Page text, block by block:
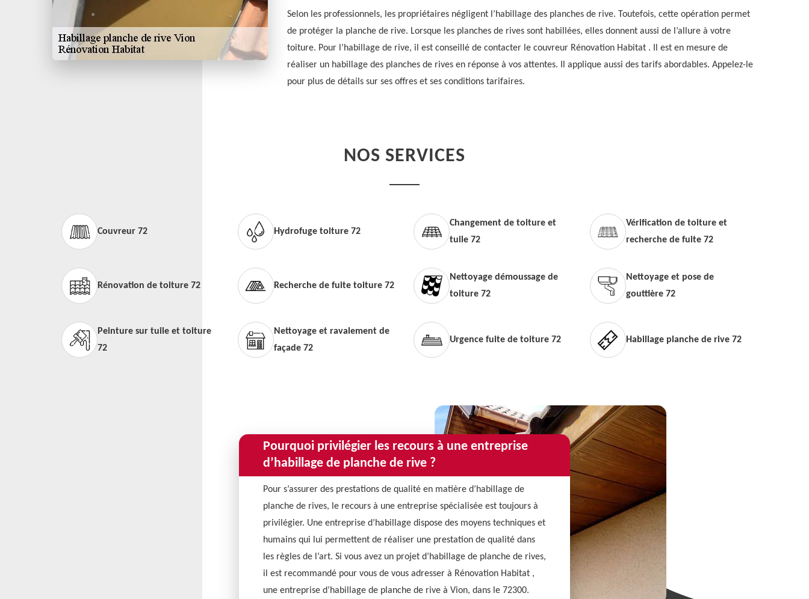
Selon les professionnels, les propriétaires négligent l’habillage des planches de rive. Toutefois, cette opération permet
de protéger la planche de rive. Lorsque les planches de rives sont habillées, elles donnent aussi de l’allure à votre
toiture. Pour l’habillage de rive, il est conseillé de contacter le couvreur Rénovation Habitat . Il est en mesure de
réaliser un habillage des planches de rives en réponse à vos attentes. Il applique aussi des tarifs abordables. Appelez-le
pour plus de détails sur ses offres et ses conditions tarifaires.
NOS SERVICES
Couvreur 72 Hydrofuge toiture 72
Changement de toiture et
tuile 72
Vérification de toiture et
recherche de fuite 72
Rénovation de toiture 72 Recherche de fuite toiture 72
Nettoyage démoussage de
toiture 72
Nettoyage et pose de
gouttière 72
Peinture sur tuile et toiture
72
Nettoyage et ravalement de
façade 72
Urgence fuite de toiture 72 Habillage planche de rive 72
Pourquoi privilégier les recours à une entreprise
d’habillage de planche de rive ?
Pour s’assurer des prestations de qualité en matière d’habillage de
planche de rives, le recours à une entreprise spécialisée est toujours à
privilégier. Une entreprise d’habillage dispose des moyens techniques et
humains qui lui permettent de réaliser une prestation de qualité dans
les règles de l’art. Si vous avez un projet d’habillage de planche de rives,
il est recommandé pour vous de vous adresser à Rénovation Habitat ,
une entreprise d’habillage de planche de rive à Vion, dans le 72300.